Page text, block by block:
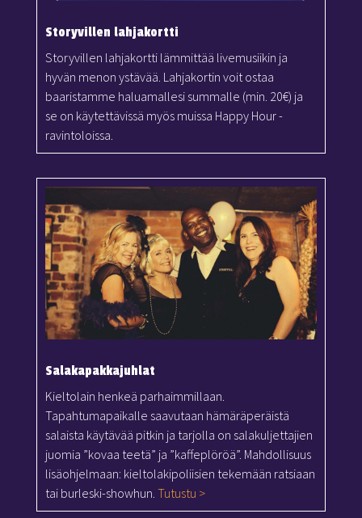
Storyvillen lahjakortti
Storyvillen lahjakortti lämmittää livemusiikin ja
hyvän menon ystävää. Lahjakortin voit ostaa
baaristamme haluamallesi summalle (min. 20€) ja
se on käytettävissä myös muissa Happy Hour -
ravintoloissa.
Salakapakkajuhlat
Kieltolain henkeä parhaimmillaan.
Tapahtumapaikalle saavutaan hämäräperäistä
salaista käytävää pitkin ja tarjolla on salakuljettajien
juomia ”kovaa teetä” ja ”kaffeplöröä”. Mahdollisuus
lisäohjelmaan: kieltolakipoliisien tekemään ratsiaan
tai burleski-showhun. Tutustu >